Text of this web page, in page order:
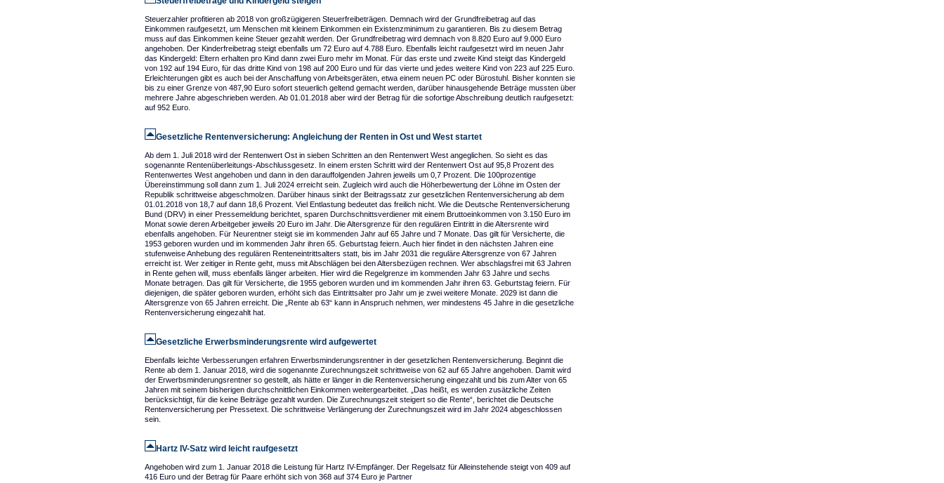
Steuerzahler profitieren ab 2018 von großzügigeren Steuerfreibeträgen. Demnach wird der Grundfreibetrag auf das
Einkommen raufgesetzt, um Menschen mit kleinem Einkommen ein Existenzminimum zu garantieren. Bis zu diesem Betrag
muss auf das Einkommen keine Steuer gezahlt werden. Der Grundfreibetrag wird demnach von 8.820 Euro auf 9.000 Euro
angehoben. Der Kinderfreibetrag steigt ebenfalls um 72 Euro auf 4.788 Euro. Ebenfalls leicht raufgesetzt wird im neuen Jahr
das Kindergeld: Eltern erhalten pro Kind dann zwei Euro mehr im Monat. Für das erste und zweite Kind steigt das Kindergeld
von 192 auf 194 Euro, für das dritte Kind von 198 auf 200 Euro und für das vierte und jedes weitere Kind von 223 auf 225 Euro.
Erleichterungen gibt es auch bei der Anschaffung von Arbeitsgeräten, etwa einem neuen PC oder Bürostuhl. Bisher konnten sie
bis zu einer Grenze von 487,90 Euro sofort steuerlich geltend gemacht werden, darüber hinausgehende Beträge mussten über
mehrere Jahre abgeschrieben werden. Ab 01.01.2018 aber wird der Betrag für die sofortige Abschreibung deutlich raufgesetzt:
auf 952 Euro.
Gesetzliche Rentenversicherung: Angleichung der Renten in Ost und West startet
Ab dem 1. Juli 2018 wird der Rentenwert Ost in sieben Schritten an den Rentenwert West angeglichen. So sieht es das
sogenannte Rentenüberleitungs-Abschlussgesetz. In einem ersten Schritt wird der Rentenwert Ost auf 95,8 Prozent des
Rentenwertes West angehoben und dann in den darauffolgenden Jahren jeweils um 0,7 Prozent. Die 100prozentige
Übereinstimmung soll dann zum 1. Juli 2024 erreicht sein. Zugleich wird auch die Höherbewertung der Löhne im Osten der
Republik schrittweise abgeschmolzen. Darüber hinaus sinkt der Beitragssatz zur gesetzlichen Rentenversicherung ab dem
01.01.2018 von 18,7 auf dann 18,6 Prozent. Viel Entlastung bedeutet das freilich nicht. Wie die Deutsche Rentenversicherung
Bund (DRV) in einer Pressemeldung berichtet, sparen Durchschnittsverdiener mit einem Bruttoeinkommen von 3.150 Euro im
Monat sowie deren Arbeitgeber jeweils 20 Euro im Jahr. Die Altersgrenze für den regulären Eintritt in die Altersrente wird
ebenfalls angehoben. Für Neurentner steigt sie im kommenden Jahr auf 65 Jahre und 7 Monate. Das gilt für Versicherte, die
1953 geboren wurden und im kommenden Jahr ihren 65. Geburtstag feiern. Auch hier findet in den nächsten Jahren eine
stufenweise Anhebung des regulären Renteneintrittsalters statt, bis im Jahr 2031 die reguläre Altersgrenze von 67 Jahren
erreicht ist. Wer zeitiger in Rente geht, muss mit Abschlägen bei den Altersbezügen rechnen. Wer abschlagsfrei mit 63 Jahren
in Rente gehen will, muss ebenfalls länger arbeiten. Hier wird die Regelgrenze im kommenden Jahr 63 Jahre und sechs
Monate betragen. Das gilt für Versicherte, die 1955 geboren wurden und im kommenden Jahr ihren 63. Geburtstag feiern. Für
diejenigen, die später geboren wurden, erhöht sich das Eintrittsalter pro Jahr um je zwei weitere Monate. 2029 ist dann die
Altersgrenze von 65 Jahren erreicht. Die „Rente ab 63“ kann in Anspruch nehmen, wer mindestens 45 Jahre in die gesetzliche
Rentenversicherung eingezahlt hat.
Gesetzliche Erwerbsminderungsrente wird aufgewertet
Ebenfalls leichte Verbesserungen erfahren Erwerbsminderungsrentner in der gesetzlichen Rentenversicherung. Beginnt die
Rente ab dem 1. Januar 2018, wird die sogenannte Zurechnungszeit schrittweise von 62 auf 65 Jahre angehoben. Damit wird
der Erwerbsminderungsrentner so gestellt, als hätte er länger in die Rentenversicherung eingezahlt und bis zum Alter von 65
Jahren mit seinem bisherigen durchschnittlichen Einkommen weitergearbeitet. „Das heißt, es werden zusätzliche Zeiten
berücksichtigt, für die keine Beiträge gezahlt wurden. Die Zurechnungszeit steigert so die Rente“, berichtet die Deutsche
Rentenversicherung per Pressetext. Die schrittweise Verlängerung der Zurechnungszeit wird im Jahr 2024 abgeschlossen
sein.
Hartz IV-Satz wird leicht raufgesetzt
Angehoben wird zum 1. Januar 2018 die Leistung für Hartz IV-Empfänger. Der Regelsatz für Alleinstehende steigt von 409 auf
416 Euro und der Betrag für Paare erhöht sich von 368 auf 374 Euro je Partner